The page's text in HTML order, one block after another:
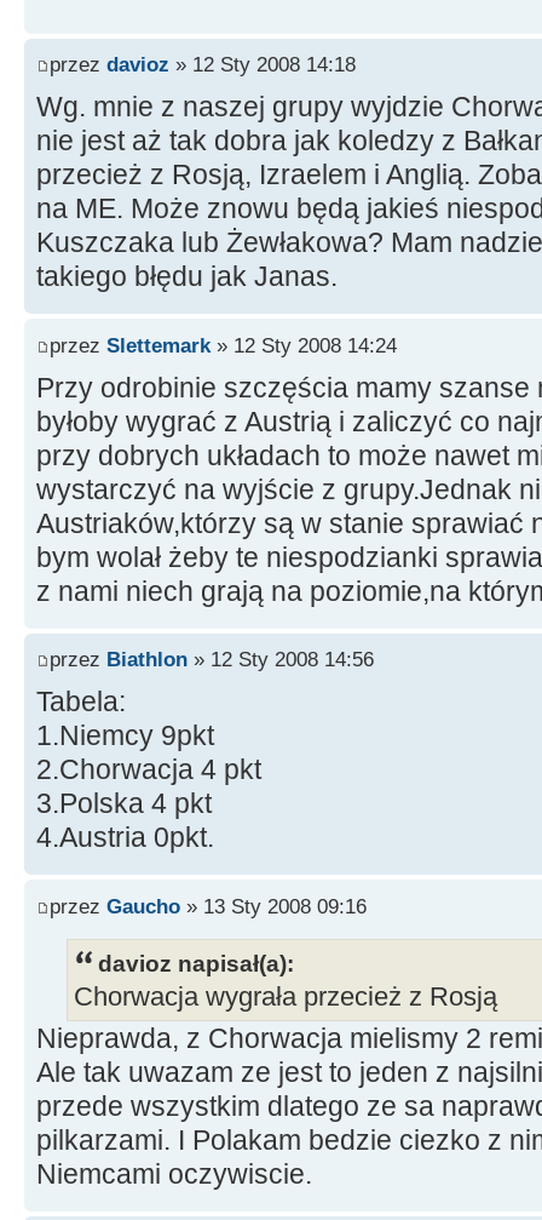
przez davioz » 12 Sty 2008 14:18
Wg. mnie z naszej grupy wyjdzie
nie jest aż tak dobra jak koledzy z
przecież z Rosją, Izraelem i Anglią.
na ME. Może znowu będą jakieś
Kuszczaka lub Żewłakowa? Mam
takiego błędu jak Janas.
przez Slettemark » 12 Sty 2008 14:24
Przy odrobinie szczęścia mamy
byłoby wygrać z Austrią i zaliczyć co
przy dobrych układach to może nawet
wystarczyć na wyjście z grupy.Jednak
Austriaków,którzy są w stanie sprawiać
bym wolał żeby te niespodzianki
z nami niech grają na poziomie,na
przez Biathlon » 12 Sty 2008 14:56
Tabela:
1.Niemcy 9pkt
2.Chorwacja 4 pkt
3.Polska 4 pkt
4.Austria 0pkt.
przez Gaucho » 13 Sty 2008 09:16
davioz napisał(a):
Chorwacja wygrała przecież z Rosją
Nieprawda, z Chorwacja mielismy 2
Ale tak uwazam ze jest to jeden z
przede wszystkim dlatego ze sa
pilkarzami. I Polakam bedzie ciezko z
Niemcami oczywiscie.